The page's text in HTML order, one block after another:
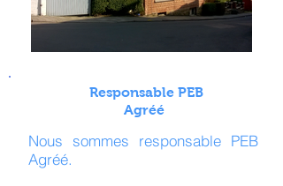
Responsable PEB
Agréé
Nous sommes responsable PEB
Agréé.